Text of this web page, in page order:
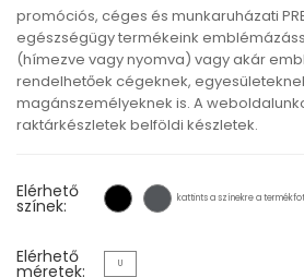
promóciós, céges és munkaruházati
egészségügy termékeink
(hímezve vagy nyomva) vagy akár
rendelhetőek cégeknek,
magánszemélyeknek is. A
raktárkészletek belföldi készletek.
Elérhető
színek: kattints a színekre a
Elérhető
méretek: U